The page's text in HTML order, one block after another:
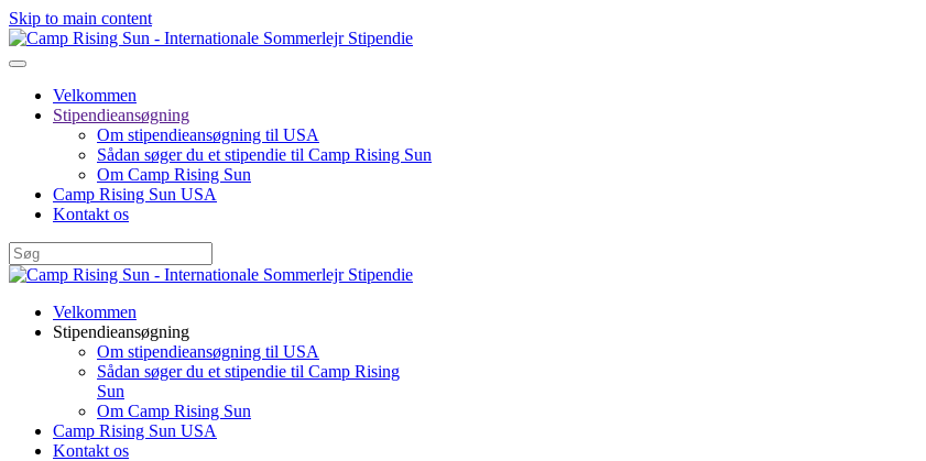
Skip to main content
Velkommen
Stipendieansøgning
Om stipendieansøgning til USA
Sådan søger du et stipendie til Camp Rising Sun
Om Camp Rising Sun
Camp Rising Sun USA
Kontakt os
Velkommen
Stipendieansøgning
Om stipendieansøgning til USA
Sådan søger du et stipendie til Camp Rising
Sun
Om Camp Rising Sun
Camp Rising Sun USA
Kontakt os